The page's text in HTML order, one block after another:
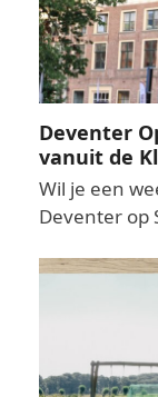
Deventer
vanuit de
Wil je een
Deventer op